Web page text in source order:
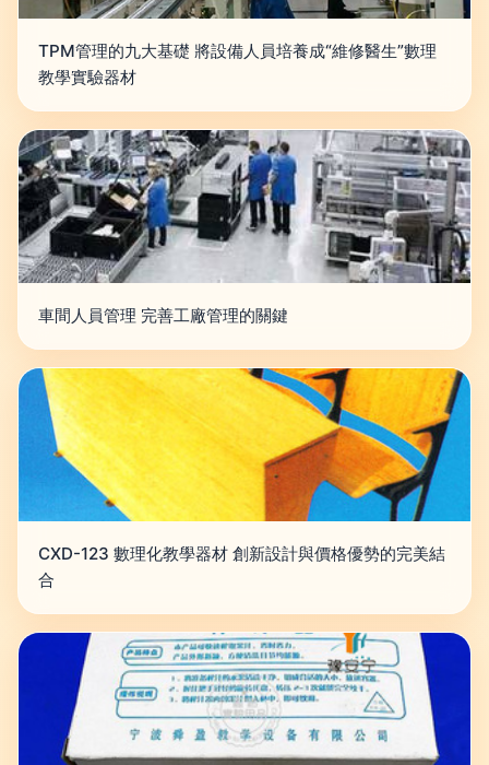
TPM管理的九大基礎 將設備人員培養成“維修醫生”數理
教學實驗器材
車間人員管理 完善工廠管理的關鍵
CXD-123 數理化教學器材 創新設計與價格優勢的完美結
合